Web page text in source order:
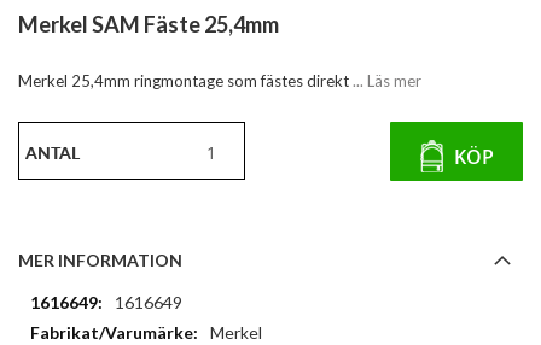
Merkel SAM Fäste 25,4mm
Merkel 25,4mm ringmontage som fästes direkt... Läs mer
ANTAL KÖP
MER INFORMATION
Mer
information
1616649
Merkel